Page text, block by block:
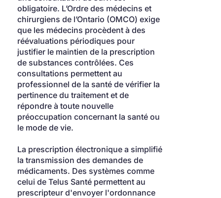
obligatoire. L’Ordre des médecins et
chirurgiens de l’Ontario (OMCO) exige
que les médecins procèdent à des
réévaluations périodiques pour
justifier le maintien de la prescription
de substances contrôlées. Ces
consultations permettent au
professionnel de la santé de vérifier la
pertinence du traitement et de
répondre à toute nouvelle
préoccupation concernant la santé ou
le mode de vie.
La prescription électronique a simplifié
la transmission des demandes de
médicaments. Des systèmes comme
celui de Telus Santé permettent au
prescripteur d'envoyer l'ordonnance